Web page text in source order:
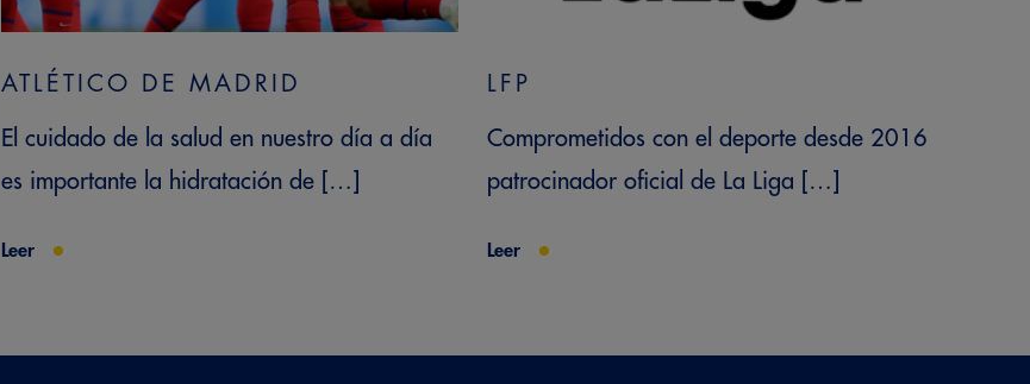
ATLÉTICO DE MADRID
El cuidado de la salud en nuestro día a día
es importante la hidratación de […]
Leer
LFP
Comprometidos con el deporte desde 2016
patrocinador oficial de La Liga […]
Leer